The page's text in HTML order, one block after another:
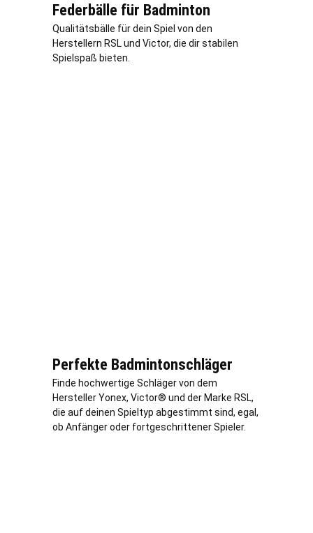
Federbälle für Badminton
Qualitätsbälle für dein Spiel von den
Herstellern RSL und Victor, die dir stabilen
Spielspaß bieten.
Perfekte Badmintonschläger
Finde hochwertige Schläger von dem
Hersteller Yonex, Victor® und der Marke RSL,
die auf deinen Spieltyp abgestimmt sind, egal,
ob Anfänger oder fortgeschrittener Spieler.